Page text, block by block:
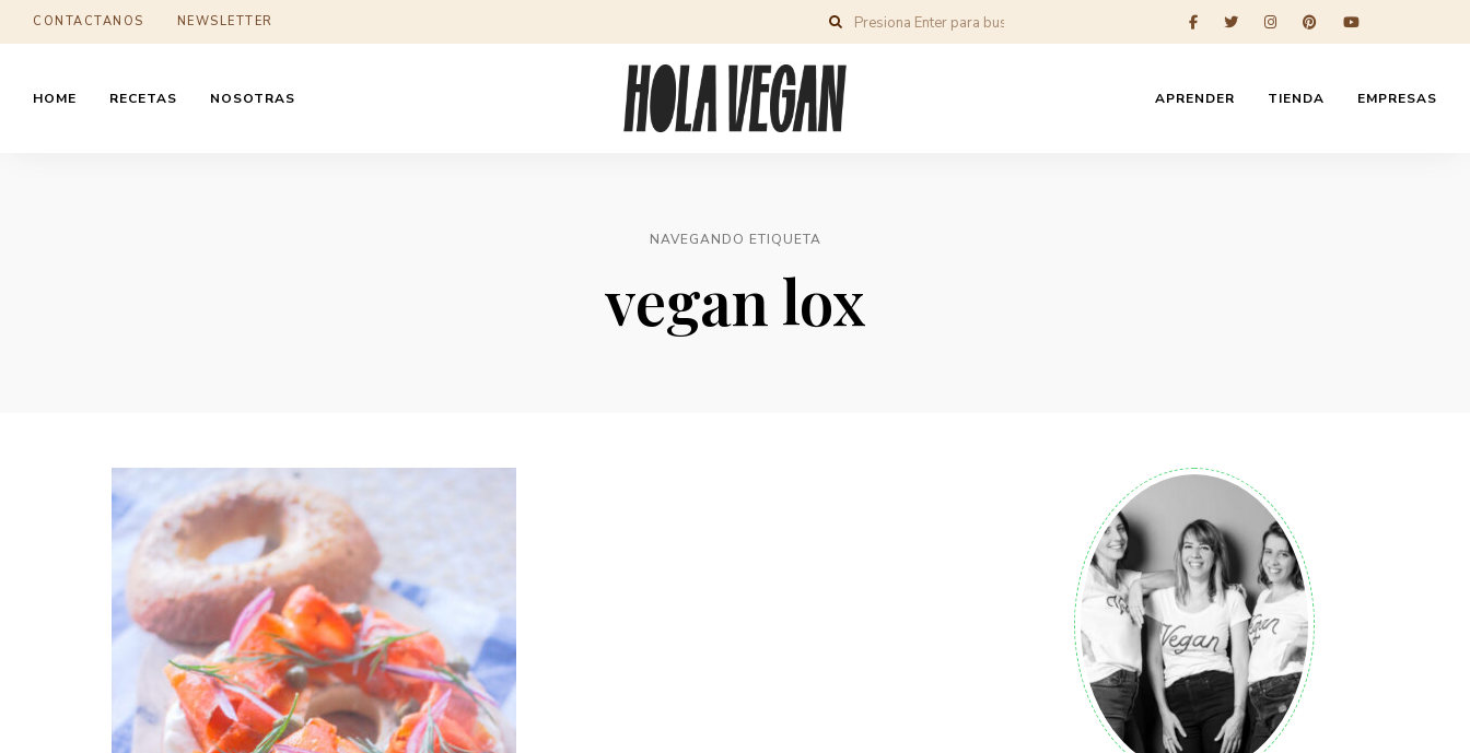
CONTACTANOS NEWSLETTER
HOME RECETAS NOSOTRAS APRENDER TIENDA EMPRESAS
NAVEGANDO ETIQUETA
vegan lox